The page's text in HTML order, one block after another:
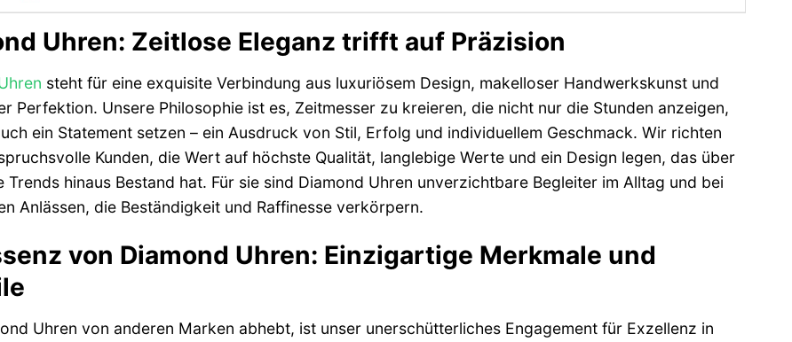
Uhren: Zeitlose Eleganz trifft auf Präzision
steht für eine exquisite Verbindung aus luxuriösem Design, makelloser Handwerkskunst und
Perfektion. Unsere Philosophie ist es, Zeitmesser zu kreieren, die nicht nur die Stunden anzeigen,
ein Statement setzen – ein Ausdruck von Stil, Erfolg und individuellem Geschmack. Wir richten
Kunden, die Wert auf höchste Qualität, langlebige Werte und ein Design legen, das über
Trends hinaus Bestand hat. Für sie sind Diamond Uhren unverzichtbare Begleiter im Alltag und bei
Anlässen, die Beständigkeit und Raffinesse verkörpern.
von Diamond Uhren: Einzigartige Merkmale und
Uhren von anderen Marken abhebt, ist unser unerschütterliches Engagement für Exzellenz in